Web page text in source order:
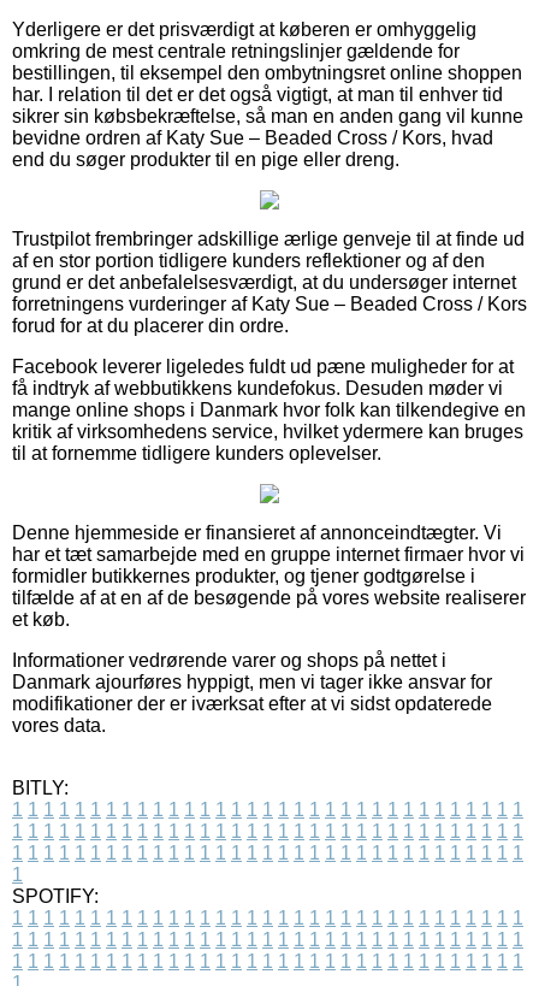
Yderligere er det prisværdigt at køberen er omhyggelig
omkring de mest centrale retningslinjer gældende for
bestillingen, til eksempel den ombytningsret online shoppen
har. I relation til det er det også vigtigt, at man til enhver tid
sikrer sin købsbekræftelse, så man en anden gang vil kunne
bevidne ordren af Katy Sue – Beaded Cross / Kors, hvad
end du søger produkter til en pige eller dreng.
Trustpilot frembringer adskillige ærlige genveje til at finde ud
af en stor portion tidligere kunders reflektioner og af den
grund er det anbefalelsesværdigt, at du undersøger internet
forretningens vurderinger af Katy Sue – Beaded Cross / Kors
forud for at du placerer din ordre.
Facebook leverer ligeledes fuldt ud pæne muligheder for at
få indtryk af webbutikkens kundefokus. Desuden møder vi
mange online shops i Danmark hvor folk kan tilkendegive en
kritik af virksomhedens service, hvilket ydermere kan bruges
til at fornemme tidligere kunders oplevelser.
Denne hjemmeside er finansieret af annonceindtægter. Vi
har et tæt samarbejde med en gruppe internet firmaer hvor vi
formidler butikkernes produkter, og tjener godtgørelse i
tilfælde af at en af de besøgende på vores website realiserer
et køb.
Informationer vedrørende varer og shops på nettet i
Danmark ajourføres hyppigt, men vi tager ikke ansvar for
modifikationer der er iværksat efter at vi sidst opdaterede
vores data.
BITLY:
1 1 1 1 1 1 1 1 1 1 1 1 1 1 1 1 1 1 1 1 1 1 1 1 1 1 1 1 1 1 1 1 1
1 1 1 1 1 1 1 1 1 1 1 1 1 1 1 1 1 1 1 1 1 1 1 1 1 1 1 1 1 1 1 1 1
1 1 1 1 1 1 1 1 1 1 1 1 1 1 1 1 1 1 1 1 1 1 1 1 1 1 1 1 1 1 1 1 1
1
SPOTIFY:
1 1 1 1 1 1 1 1 1 1 1 1 1 1 1 1 1 1 1 1 1 1 1 1 1 1 1 1 1 1 1 1 1
1 1 1 1 1 1 1 1 1 1 1 1 1 1 1 1 1 1 1 1 1 1 1 1 1 1 1 1 1 1 1 1 1
1 1 1 1 1 1 1 1 1 1 1 1 1 1 1 1 1 1 1 1 1 1 1 1 1 1 1 1 1 1 1 1 1